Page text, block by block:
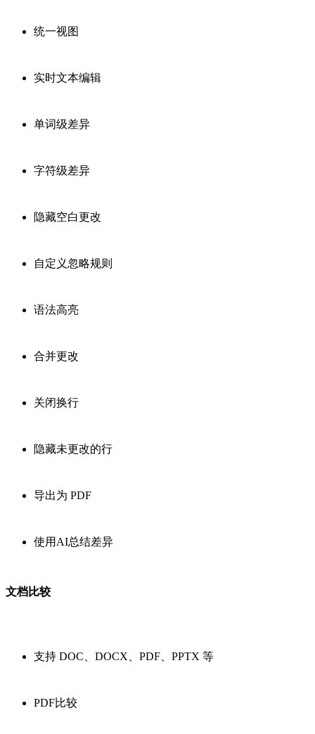
统一视图
实时文本编辑
单词级差异
字符级差异
隐藏空白更改
自定义忽略规则
语法高亮
合并更改
关闭换行
隐藏未更改的行
导出为 PDF
使用AI总结差异
文档比较
支持 DOC、DOCX、PDF、PPTX 等
PDF比较